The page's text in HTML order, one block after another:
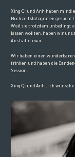
Xing Qi und Anh haben mir
Hochzeitsfotografen gesucht
Weil sie trotzdem unbedingt
lassen wollten, haben wir
Australien war.
Wir haben einen
trinken und haben die
Session.
Xing Qi und Anh…ich